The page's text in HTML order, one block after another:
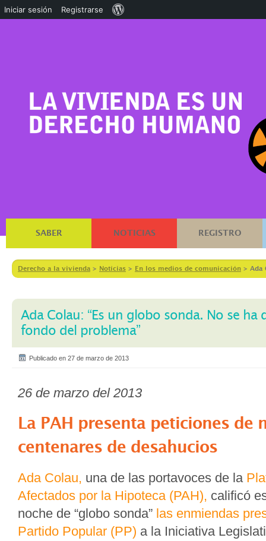
SABER NOTICIAS REGISTRO
Derecho a la vivienda > Notícias > En los medios de comunicación > Ada
Ada Colau: “Es un globo sonda. No se ha
fondo del problema”
Publicado en 27 de marzo de 2013
26 de marzo del 2013
La PAH presenta peticiones de
centenares de desahucios
Ada Colau, una de las portavoces de la
Afectados por la Hipoteca (PAH), calificó
noche de “globo sonda” las enmiendas
Partido Popular (PP) a la Iniciativa
Iniciar sesión Registrarse